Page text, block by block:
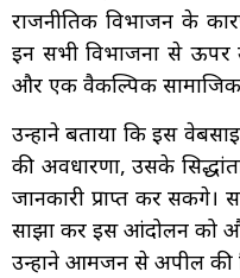
राजनीतिक विभाजन के
इन सभी विभाजनों से ऊपर
और एक वैकल्पिक सामाजिक
उन्होंने बताया कि इस
की अवधारणा, उसके
जानकारी प्राप्त कर
साझा कर इस आंदोलन को
उन्होंने आमजन से अपील